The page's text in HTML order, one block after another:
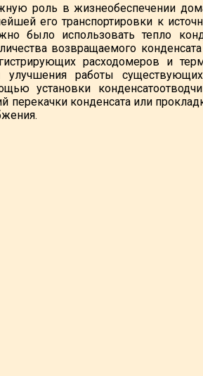
роль в жизнеобеспечении
его транспортировки к
было использовать тепло
возвращаемого
расходомеров и
улучшения работы
установки
перекачки конденсата или